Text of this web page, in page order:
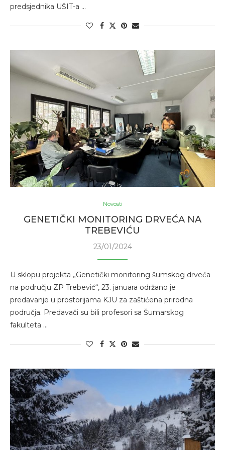
predsjednika UŠIT-a …
Novosti
GENETIČKI MONITORING DRVEĆA NA
TREBEVIĆU
23/01/2024
U sklopu projekta „Genetički monitoring šumskog drveća
na području ZP Trebević“, 23. januara održano je
predavanje u prostorijama KJU za zaštićena prirodna
područja. Predavači su bili profesori sa Šumarskog
fakulteta …